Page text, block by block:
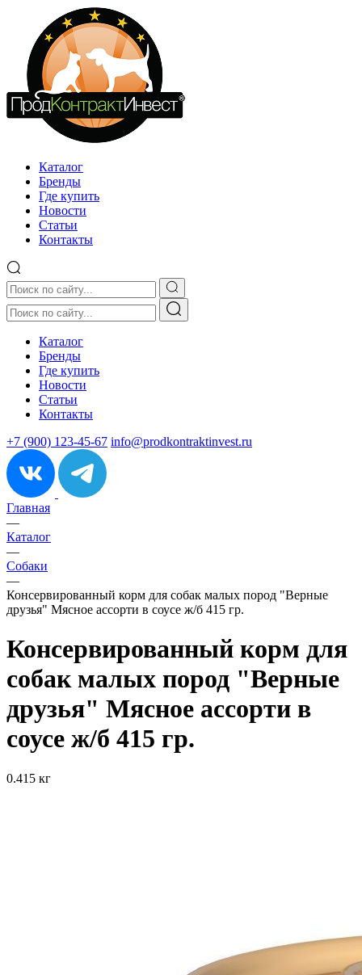
Каталог
Бренды
Где купить
Новости
Статьи
Контакты
Каталог
Бренды
Где купить
Новости
Статьи
Контакты
+7 (900) 123-45-67 info@prodkontraktinvest.ru
Главная
—
Каталог
—
Собаки
—
Консервированный корм для собак малых пород "Верные
друзья" Мясное ассорти в соусе ж/б 415 гр.
Консервированный корм для
собак малых пород "Верные
друзья" Мясное ассорти в
соусе ж/б 415 гр.
0.415 кг